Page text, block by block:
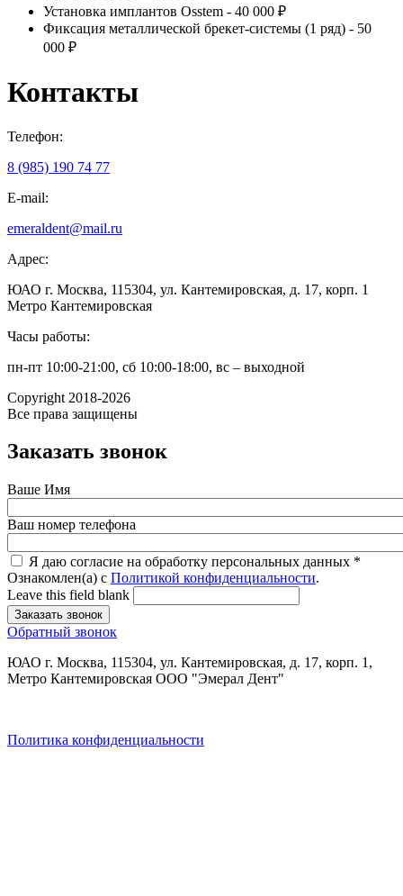
Установка имплантов Osstem - 40 000 ₽
Фиксация металлической брекет-системы (1 ряд) - 50
000 ₽
Контакты
Телефон:
8 (985) 190 74 77
E-mail:
emeraldent@mail.ru
Адрес:
ЮАО г. Москва, 115304, ул. Кантемировская, д. 17, корп. 1
Метро Кантемировская
Часы работы:
пн-пт 10:00-21:00, сб 10:00-18:00, вс – выходной
Copyright 2018-2026
Все права защищены
Заказать звонок
Ваше Имя
Ваш номер телефона
Я даю согласие на обработку персональных данных *
Ознакомлен(а) с Политикой конфиденциальности.
Leave this field blank
Обратный звонок
ЮАО г. Москва, 115304, ул. Кантемировская, д. 17, корп. 1,
Метро Кантемировская ООО "Эмерал Дент"
Политика конфиденциальности